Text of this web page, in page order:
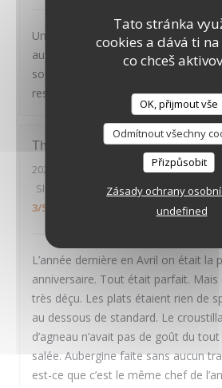
Tato stránka
cookies a dává ti
co chceš
OK, přijmout vše
Odmítnout všechny
Přizpůsobit
Zásady ochrany
undefined
Un très joli cadre, des plats tous
aux petits oignons : nous avons
soirée, et recommandons
restaurant
Thierry
2026-07-30
- 20:00 - Hosté 2
Služba
Atmosféra :4/5 Kuchyně:
3/5
L’année dernière en Avril on était la
anniversaire. Tout était parfait.
très déçu. Les plats étaient rien de
au dessous de standard. Le
d’agneau n’avait pas de goût du
salée. Aubergine faite sans aucun
est-ce que c’est le même chef de
LE PAVILLON DE